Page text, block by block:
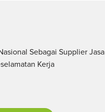
Sebagai Supplier Jasa
Kerja